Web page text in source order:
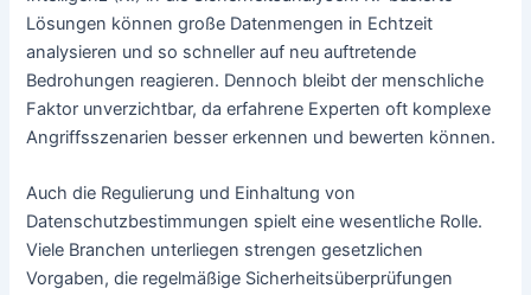
Lösungen können große Datenmengen in Echtzeit
analysieren und so schneller auf neu auftretende
Bedrohungen reagieren. Dennoch bleibt der menschliche
Faktor unverzichtbar, da erfahrene Experten oft komplexe
Angriffsszenarien besser erkennen und bewerten können.
Auch die Regulierung und Einhaltung von
Datenschutzbestimmungen spielt eine wesentliche Rolle.
Viele Branchen unterliegen strengen gesetzlichen
Vorgaben, die regelmäßige Sicherheitsüberprüfungen